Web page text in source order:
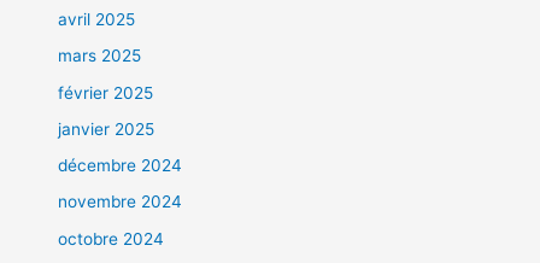
avril 2025
mars 2025
février 2025
janvier 2025
décembre 2024
novembre 2024
octobre 2024